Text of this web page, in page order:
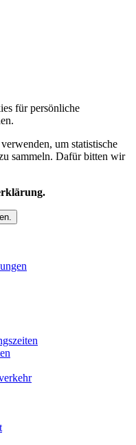
für persönliche
um statistische
sammeln. Dafür bitten wir